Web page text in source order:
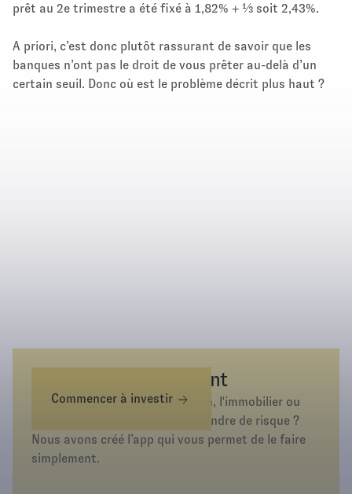
prêt au 2e trimestre a été fixé à 1,82% + ⅓ soit 2,43%.
A priori, c’est donc plutôt rassurant de savoir que les
banques n’ont pas le droit de vous prêter au-delà d’un
certain seuil. Donc où est le problème décrit plus haut ?
Épargnez différemment
Envie d’investir dans l’or, la tech, l'immobilier ou
simplement d’épargner sans prendre de risque ?
Nous avons créé l’app qui vous permet de le faire
simplement.
Commencer à investir